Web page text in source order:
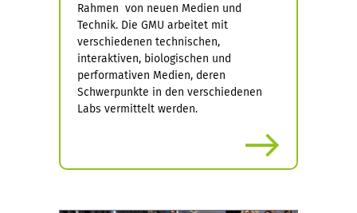
Rahmen von neuen Medien und
Technik. Die GMU arbeitet mit
verschiedenen technischen,
interaktiven, biologischen und
performativen Medien, deren
Schwerpunkte in den verschiedenen
Labs vermittelt werden.